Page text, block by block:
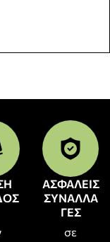
ΑΣΦΑΛΕΙΣ
ΣΥΝΑΛΛΑ
ΓΕΣ
σε